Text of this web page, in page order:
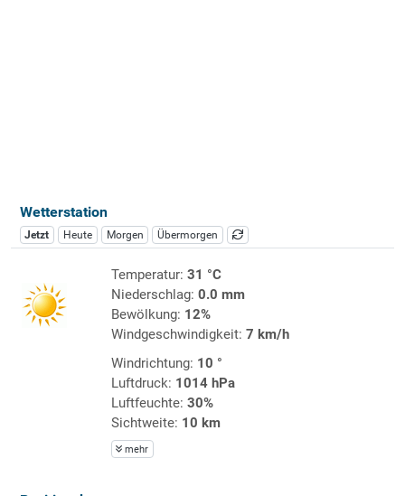
Wetterstation
Jetzt Heute Morgen Übermorgen
Temperatur: 31 °C
Niederschlag: 0.0 mm
Bewölkung: 12%
Windgeschwindigkeit: 7 km/h
Windrichtung: 10 °
Luftdruck: 1014 hPa
Luftfeuchte: 30%
Sichtweite: 10 km
mehr